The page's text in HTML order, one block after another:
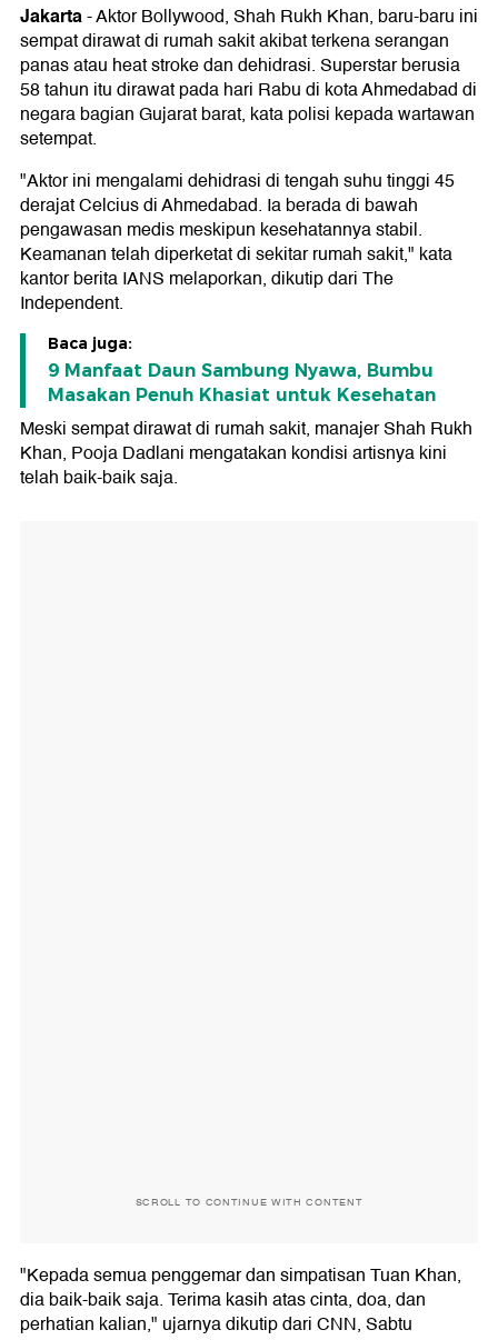
Jakarta-Aktor Bollywood, Shah Rukh Khan, baru-baru ini
sempat dirawat di rumah sakit akibat terkena serangan
panas atau heat stroke dan dehidrasi. Superstar berusia
58 tahun itu dirawat pada hari Rabu di kota Ahmedabad di
negara bagian Gujarat barat, kata polisi kepada wartawan
setempat.
"Aktor ini mengalami dehidrasi di tengah suhu tinggi 45
derajat Celcius di Ahmedabad. Ia berada di bawah
pengawasan medis meskipun kesehatannya stabil.
Keamanan telah diperketat di sekitar rumah sakit," kata
kantor berita IANS melaporkan, dikutip dari The
Independent.
Baca juga:
9 Manfaat Daun Sambung Nyawa, Bumbu
Masakan Penuh Khasiat untuk Kesehatan
Meski sempat dirawat di rumah sakit, manajer Shah Rukh
Khan, Pooja Dadlani mengatakan kondisi artisnya kini
telah baik-baik saja.
SCROLL TO CONTINUE WITH CONTENT
"Kepada semua penggemar dan simpatisan Tuan Khan,
dia baik-baik saja. Terima kasih atas cinta, doa, dan
perhatian kalian," ujarnya dikutip dari CNN, Sabtu